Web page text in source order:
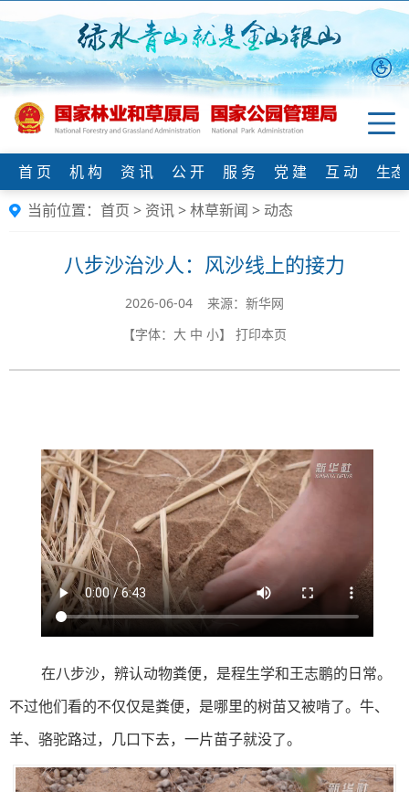
首 页 机 构 资 讯 公 开 服 务 党 建 互 动
生
当前位置： 首页 > 资讯>林草新闻 > 动态
八步沙治沙人：风沙线上的接力
2026-06-04 来源：新华网
【字体： 大 中 小】 打印本页
在八步沙，辨认动物粪便，是程生学和王志鹏的日常。
不过他们看的不仅仅是粪便，是哪里的树苗又被啃了。牛、
羊、骆驼路过，几口下去，一片苗子就没了。